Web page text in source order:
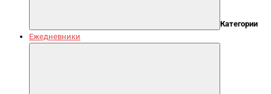
Категории
Ежедневники